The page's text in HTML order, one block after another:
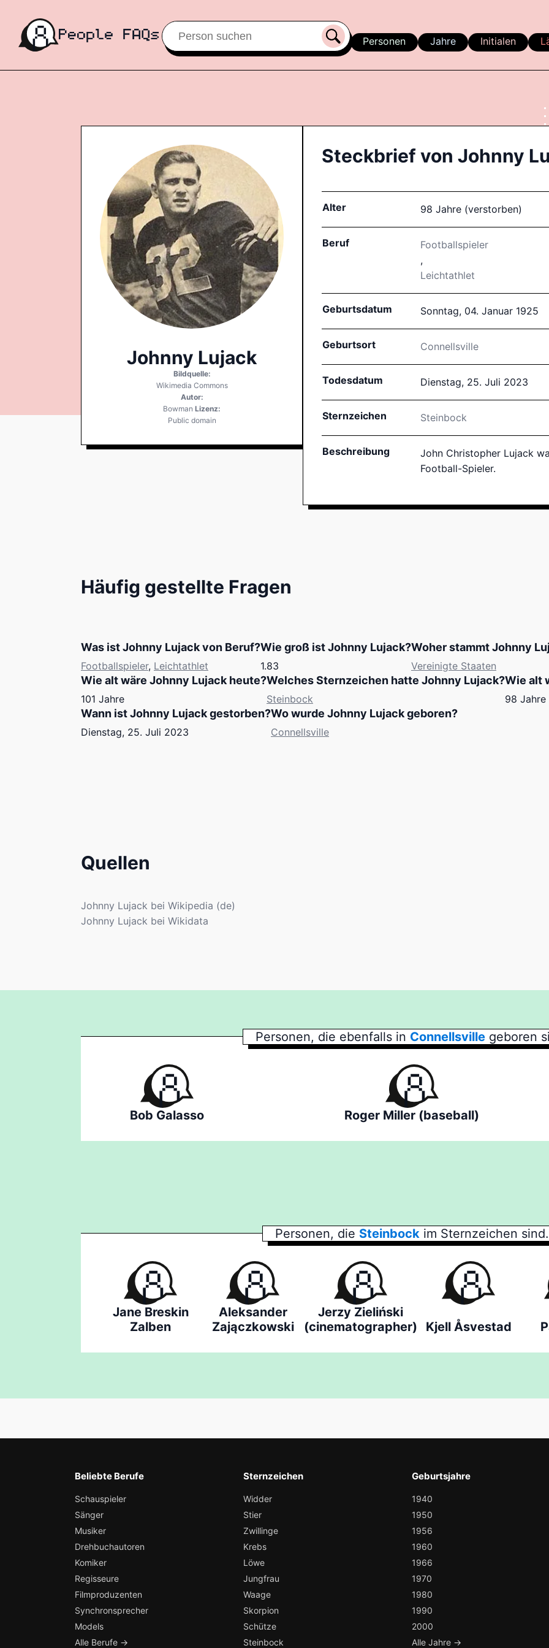
Personen Jahre Initialen
Johnny Lujack
Bildquelle:
Wikimedia Commons
Autor:
Bowman Lizenz:
Public domain
Steckbrief von Johnny
Alter 98 Jahre (verstorben)
Beruf
Footballspieler
,
Leichtathlet
Geburtsdatum Sonntag, 04. Januar 1925
Geburtsort Connellsville
Todesdatum Dienstag, 25. Juli 2023
Sternzeichen Steinbock
Beschreibung
John Christopher Lujack
Football-Spieler.
Häufig gestellte Fragen
Was ist Johnny Lujack von Beruf?
Footballspieler, Leichtathlet
Wie groß ist Johnny Lujack?
1.83
Woher stammt Johnny
Vereinigte Staaten
Wie alt wäre Johnny Lujack heute?
101 Jahre
Welches Sternzeichen hatte Johnny Lujack?
Steinbock
Wie alt
98 Jahre
Wann ist Johnny Lujack gestorben?
Dienstag, 25. Juli 2023
Wo wurde Johnny Lujack geboren?
Connellsville
Quellen
Johnny Lujack bei Wikipedia (de)
Johnny Lujack bei Wikidata
Personen, die ebenfalls in Connellsville geboren
Bob Galasso Roger Miller (baseball)
Personen, die Steinbock im Sternzeichen sind.
Jane Breskin
Zalben
Aleksander
Zajączkowski
Jerzy Zieliński
(cinematographer)
Kjell Åsvestad
Beliebte Berufe
Schauspieler
Sänger
Musiker
Drehbuchautoren
Komiker
Regisseure
Filmproduzenten
Synchronsprecher
Models
Alle Berufe →
Sternzeichen
Widder
Stier
Zwillinge
Krebs
Löwe
Jungfrau
Waage
Skorpion
Schütze
Steinbock
Geburtsjahre
1940
1950
1956
1960
1966
1970
1980
1990
2000
Alle Jahre →